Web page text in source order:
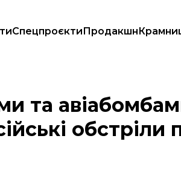
СпецпроєктиПродакшн
обстріли поранено 12 людей, серед них —
та
обстріли